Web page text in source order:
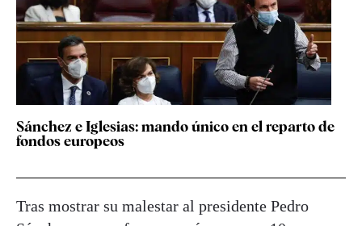
Sánchez e Iglesias: mando único en el reparto de
fondos europeos
Tras mostrar su malestar al presidente Pedro